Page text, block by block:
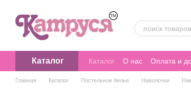
Каталог Каталог О нас Оплата и
Главная Каталог Постельное белье Наволочки